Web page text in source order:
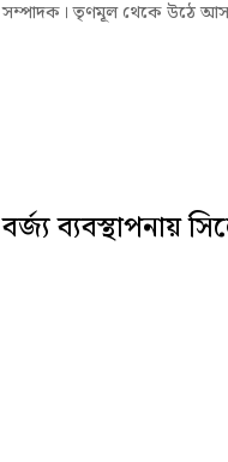
সম্পাদক। তৃণমূল থেকে উঠে আসা
বর্জ্য ব্যবস্থাপনায়
স্থানীয় সরকার,